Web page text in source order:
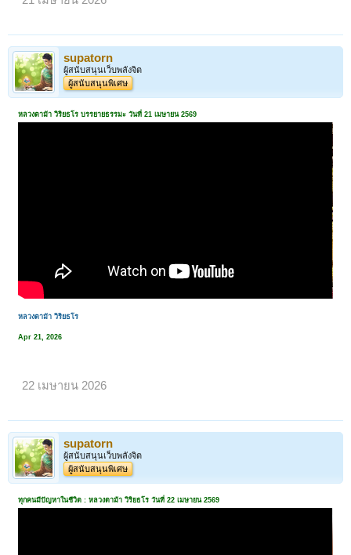
supatorn
ผู้สนับสนุนเว็บพลังจิต
ผู้สนับสนุนพิเศษ
หลวงตาม้า วิริยธโร บรรยายธรรมะ วันที่ 21 เมษายน 2569
หลวงตาม้า วิริยธโร
Apr 21, 2026
22 เมษายน 2026
supatorn
ผู้สนับสนุนเว็บพลังจิต
ผู้สนับสนุนพิเศษ
ทุกคนมีปัญหาในชีวิต : หลวงตาม้า วิริยธโร วันที่ 22 เมษายน 2569